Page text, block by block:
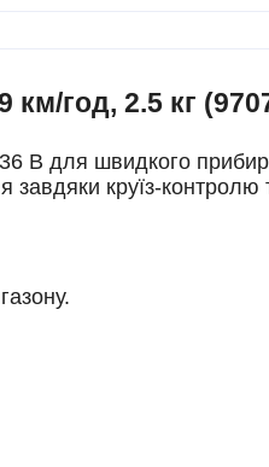
год, 2.5 кг
В для швидкого
завдяки круїз-